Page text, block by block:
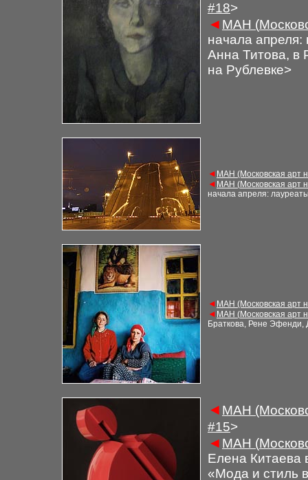
#18>
◄ МАН (
начала апреля:
Анна Титова, в
на Рублевке>
◄ МАН (Московская арт
◄ МАН (Московская арт
начала апреля:
◄ МАН (Московская арт
◄ МАН (Московская арт
Браткова, Рене Эфенди,
◄ МАН
#15>
◄ МАН (
Елена Китаева
«Мода и стиль